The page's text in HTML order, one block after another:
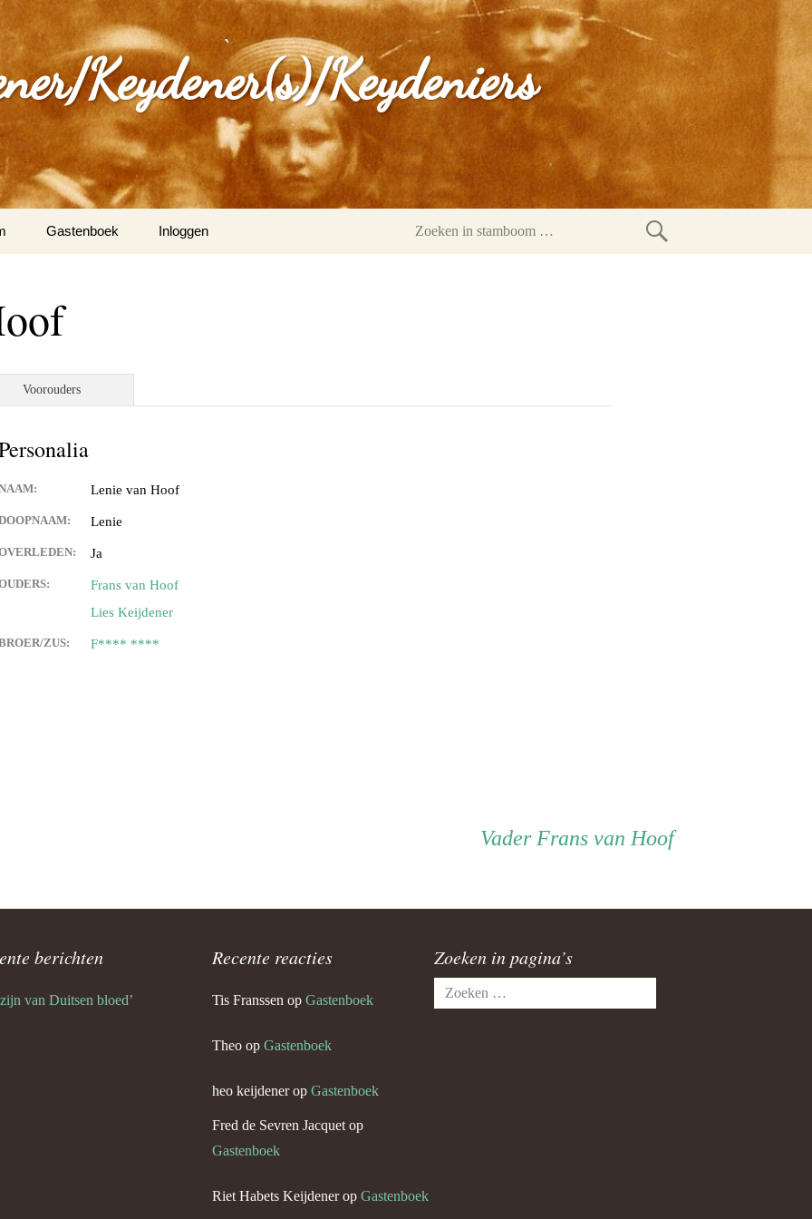
Keydener(s)/Keydeniers
en Tina Vleugels
(Wittem)
en Louisa Sintzen
en Anneke Spaaij
en Trine Van
Keijdener en Tineke
en Tien Goossens
Gastenboek
Inloggen
Zoeken
Voorouders
Lenie van Hoof
Lenie
Ja
Frans van Hoof
Lies Keijdener
ZUS: F**** ****
Vader Vader
Frans van Hoof
berichten
van Duitsen bloed’
Recente reacties
Tis Franssen op Gastenboek
Theo op Gastenboek
heo keijdenerop Gastenboek
Fred de Sevren Jacquet op
Gastenboek
Riet Habets Keijdenerop Gastenboek
Zoeken in pagina’s
Zoeken
naar: